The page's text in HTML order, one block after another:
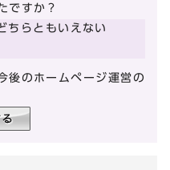
ですか？
ちらともいえない
後のホームページ運営の